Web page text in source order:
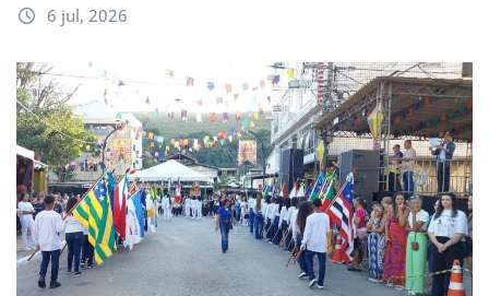
6 jul, 2026